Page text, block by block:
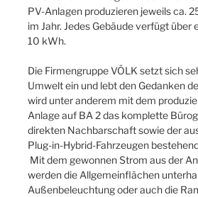
PV-Anlagen produzieren jeweils ca.
im Jahr. Jedes Gebäude verfügt über
10 kWh.
Die Firmengruppe VÖLK setzt sich
Umwelt ein und lebt den Gedanken
wird unter anderem mit dem
Anlage auf BA 2 das komplette
direkten Nachbarschaft sowie der
Plug-in-Hybrid-Fahrzeugen
Mit dem gewonnen Strom aus der
werden die Allgemeinflächen
Außenbeleuchtung oder auch die